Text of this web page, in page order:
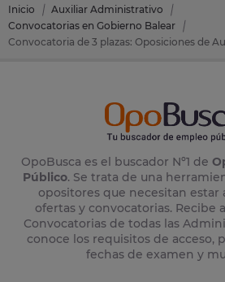
Inicio
Auxiliar Administrativo
Convocatorias en Gobierno Balear
OpoBusca es el buscador Nº1 de
Público. Se trata de una
opositores que necesitan estar
ofertas y convocatorias. Recibe
Convocatorias de todas las
conoce los requisitos de acceso,
fechas de examen y